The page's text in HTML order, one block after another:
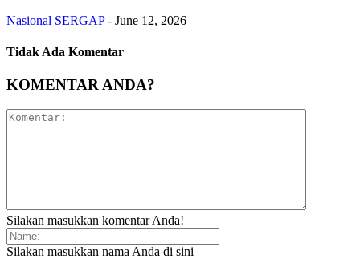
Nasional SERGAP - June 12, 2026
Tidak Ada Komentar
KOMENTAR ANDA?
Silakan masukkan komentar Anda!
Silakan masukkan nama Anda di sini